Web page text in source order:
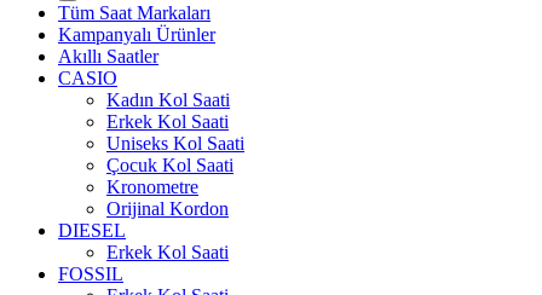
Tüm Saat Markaları
Kampanyalı Ürünler
Akıllı Saatler
CASIO
Kadın Kol Saati
Erkek Kol Saati
Uniseks Kol Saati
Çocuk Kol Saati
Kronometre
Orijinal Kordon
DIESEL
Erkek Kol Saati
FOSSIL